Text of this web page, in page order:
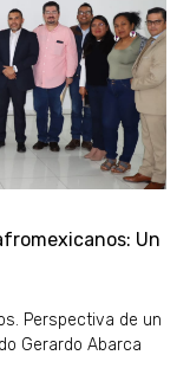
Un
Perspectiva de un
Gerardo Abarca